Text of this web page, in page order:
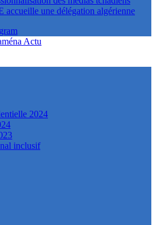
accueille une délégation algérienne
2024
inclusif